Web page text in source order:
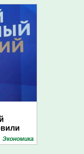
Экономика